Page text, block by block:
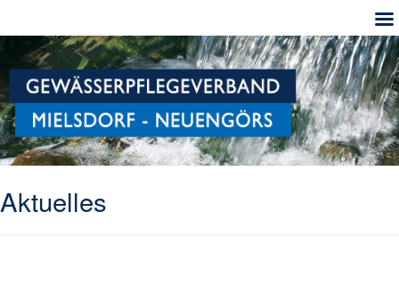
Aktuelles